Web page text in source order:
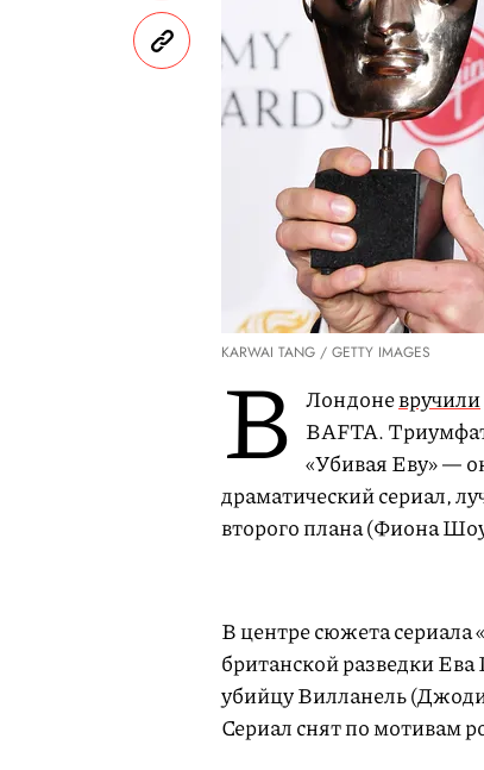
KARWAI TANG / GETTY IMAGES
В Лондоневручили
BAFTA.
«Убивая Еву» —
драматический сериал,
второго плана (Фиона
В центре сюжета
британской разведки
убийцу Вилланель
Сериал снят по мотивам